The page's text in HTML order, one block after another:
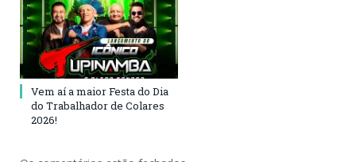
Vem aí a maior Festa do Dia
do Trabalhador de Colares
2026!